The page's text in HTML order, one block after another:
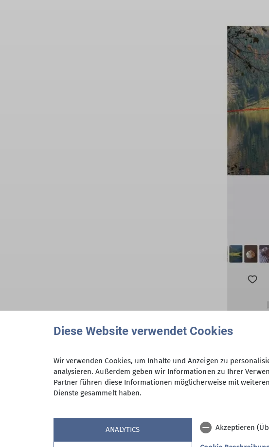
Beim iPhone oben rechts, bei Android untern in der
Diese Website verwendet Cookies
Wir verwenden Cookies, um Inhalte und Anzeigen zu
analysieren. Außerdem geben wir Informationen zu Ihrer
Partner führen diese Informationen möglicherweise mit
Dienste gesammelt haben.
ANALYTICS Akzeptieren